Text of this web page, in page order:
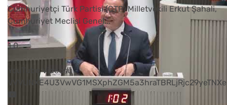
Cumhuriyetçi Türk Partisi (CTP) Milletvekili Erkut Şahali,
Cumhuriyet Meclisi Genel...
1 0
YouTube Videosu